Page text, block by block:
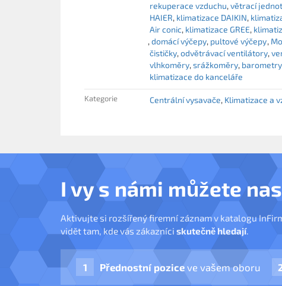
rekuperace vzduchu větrací
HAIER klimatizace DAIKIN
Air conic klimatizace GREE
domácí výčepy pultové výčepy
čističky odvětrávací ventilátory
vlhkoměry srážkoměry barometry
klimatizace do kanceláře
Kategorie Centrální vysavače Klimatizace a
I vy s námi můžete
Aktivujte si rozšířený firemní záznam v katalogu
vidět tam, kde vás zákazníci skutečně hledají.
Přednostní pozice ve vašem oboru